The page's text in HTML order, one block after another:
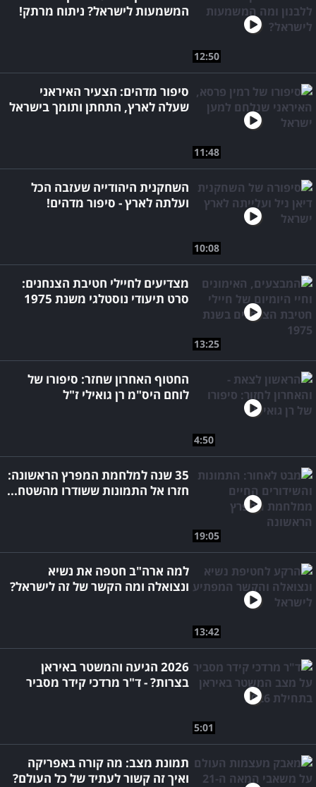
12:50
המשמעות לישראל? ניתוח מרתק!
11:48
סיפור מדהים: הצעיר האיראני
שעלה לארץ, התחתן ותומך בישראל
10:08
השחקנית היהודייה שעזבה הכל
ועלתה לארץ - סיפור מדהים!
13:25
מצדיעים לחיילי חטיבת הצנחנים:
סרט תיעודי נוסטלגי משנת 1975
4:50
החטוף האחרון שחזר: סיפורו של
לוחם היס"מ רן גואילי ז"ל
19:05
35 שנה למלחמת המפרץ הראשונה:
חזרו אל התמונות ששודרו מהשטח...
13:42
למה ארה"ב חטפה את נשיא
ונצואלה ומה הקשר של זה לישראל?
5:01
2026 הגיעה והמשטר באיראן
בצרות? - ד"ר מרדכי קידר מסביר
תמונת מצב: מה קורה באפריקה
ואיך זה קשור לעתיד של כל העולם?